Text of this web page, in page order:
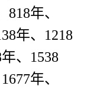
年、
年、1218
、1538
年、